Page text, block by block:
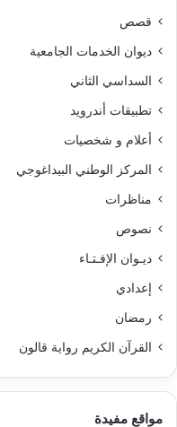
قصص
ديوان الخدمات الجامعية
السداسي الثاني
تطبيقات أندرويد
أعلام و شخصيات
المركز الوطني البيداغوجي
مناظرات
نصوص
ديـوان الإفـتـاء
إعدادي
رمضان
القرآن الكريم رواية قالون
مواقع مفيدة